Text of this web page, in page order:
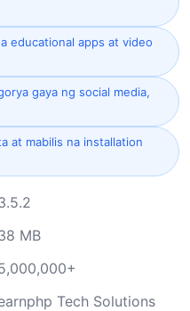
educational apps at video
gaya ng social media,
at mabilis na installation
MB
Tech Solutions